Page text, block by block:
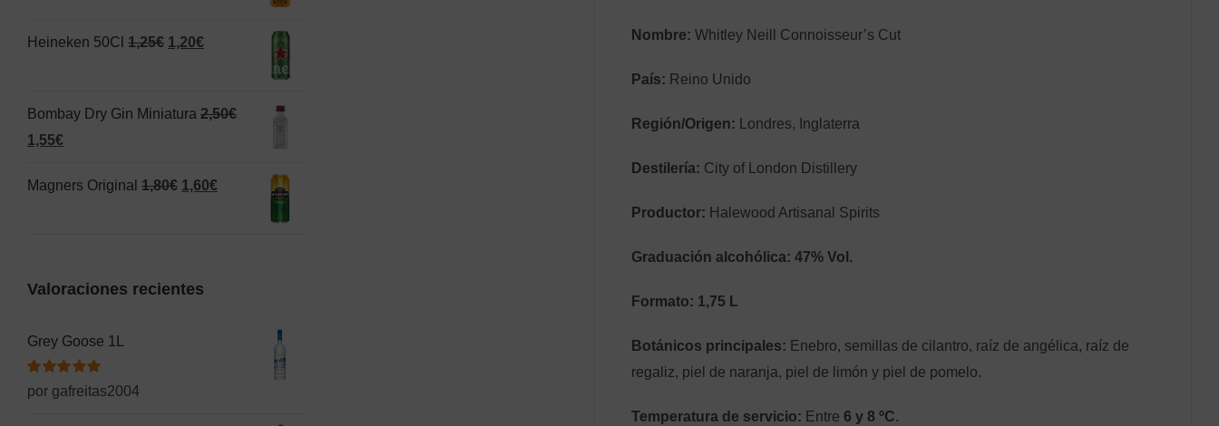
Nombre: Whitley Neill Connoisseur’s Cut
País: Reino Unido
Región/Origen: Londres, Inglaterra
Destilería: City of London Distillery
Productor: Halewood Artisanal Spirits
Graduación alcohólica: 47% Vol.
Formato: 1,75 L
Botánicos principales: Enebro, semillas de cilantro, raíz de angélica, raíz de
regaliz, piel de naranja, piel de limón y piel de pomelo.
Temperatura de servicio: Entre 6 y 8 ºC.
era:
Heineken 50Cl 1,25€ El
era:
1,20€El
es:
Bombay Dry Gin Miniatura 2,50€
El
original
1,55€El
actual
Magners Original 1,80€ El
1,80€.
1,60€El
Valoraciones recientes
Grey Goose 1L
Valorado
con
5de 5
por gafreitas2004